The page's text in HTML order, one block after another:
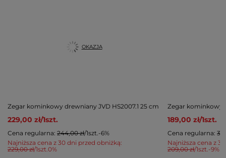
OKAZJA
Zegar kominkowy drewniany JVD HS2007.1 25 cm
229,00 zł/1szt.
Najniższa cena z 30 dni przed obniżką:
229,00 zł/1szt.0%
Cena regularna: 244,00 zł/1szt.-6%
Zegar kominkowy
189,00 zł/1szt.
Najniższa cena z
209,00 zł/1szt.-9%
Cena regularna: